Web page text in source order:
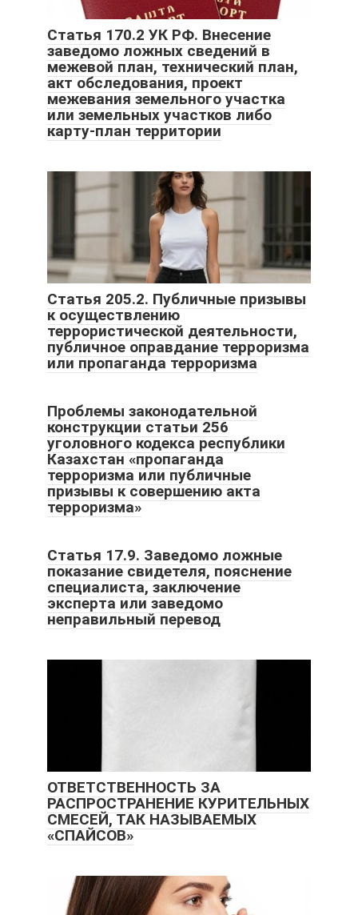
Статья 170.2 УК РФ. Внесение
заведомо ложных сведений в
межевой план, технический план,
акт обследования, проект
межевания земельного участка
или земельных участков либо
карту-план территории
Статья 205.2. Публичные призывы
к осуществлению
террористической деятельности,
публичное оправдание терроризма
или пропаганда терроризма
Проблемы законодательной
конструкции статьи 256
уголовного кодекса республики
Казахстан «пропаганда
терроризма или публичные
призывы к совершению акта
терроризма»
Статья 17.9. Заведомо ложные
показание свидетеля, пояснение
специалиста, заключение
эксперта или заведомо
неправильный перевод
ОТВЕТСТВЕННОСТЬ ЗА
РАСПРОСТРАНЕНИЕ КУРИТЕЛЬНЫХ
СМЕСЕЙ, ТАК НАЗЫВАЕМЫХ
«СПАЙСОВ»